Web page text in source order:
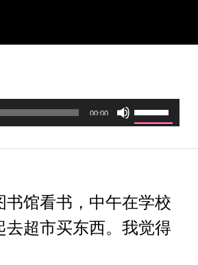
00:00
S
ử
g
c
á
馆看书，中午在学校
超市买东西。我觉得